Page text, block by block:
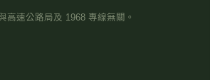
高速公路局及 1968 專線無關。